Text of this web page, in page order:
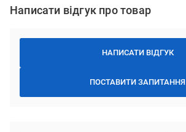
Написати відгук про товар
НАПИСАТИ ВІДГУК
ПОСТАВИТИ ЗАПИТАННЯ